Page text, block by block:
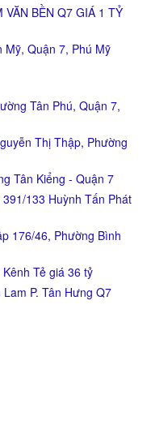
VĂN BỀN Q7 GIÁ 1 TỶ
Mỹ, Quận 7, Phú Mỹ
Tân Phú, Quận 7,
Thị Thập, Phường
Tân Kiểng - Quận 7
133 Huỳnh Tấn Phát
176/46, Phường Bình
Tẻ giá 36 tỷ
P. Tân Hưng Q7